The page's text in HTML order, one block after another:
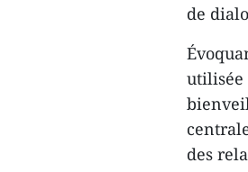
de
utilisée
des